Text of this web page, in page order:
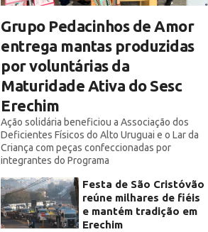
Grupo Pedacinhos de Amor
entrega mantas produzidas
por voluntárias da
Maturidade Ativa do Sesc
Erechim
Ação solidária beneficiou a Associação dos
Deficientes Físicos do Alto Uruguai e o Lar da
Criança com peças confeccionadas por
integrantes do Programa
Festa de São Cristóvão
reúne milhares de fiéis
e mantém tradição em
Erechim